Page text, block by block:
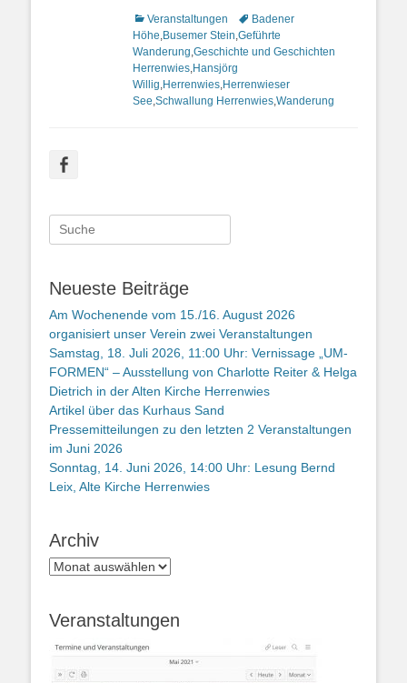
Kategorien
Veranstaltungen Schlagworte
Badener
Höhe,Busemer Stein,Geführte
Wanderung,Geschichte und Geschichten
Herrenwies,Hansjörg
Willig,Herrenwies,Herrenwieser
See,Schwallung Herrenwies,Wanderung
Suche
nach:
Neueste Beiträge
Am Wochenende vom 15./16. August 2026
organisiert unser Verein zwei Veranstaltungen
Samstag, 18. Juli 2026, 11:00 Uhr: Vernissage „UM-
FORMEN“ – Ausstellung von Charlotte Reiter & Helga
Dietrich in der Alten Kirche Herrenwies
Artikel über das Kurhaus Sand
Pressemitteilungen zu den letzten 2 Veranstaltungen
im Juni 2026
Sonntag, 14. Juni 2026, 14:00 Uhr: Lesung Bernd
Leix, Alte Kirche Herrenwies
Archiv
Archiv
Veranstaltungen